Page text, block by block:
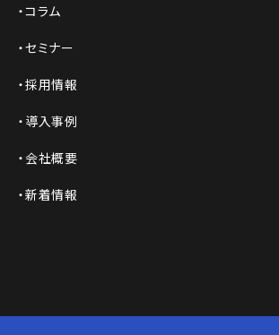
コラム
セミナー
採用情報
導入事例
会社概要
新着情報